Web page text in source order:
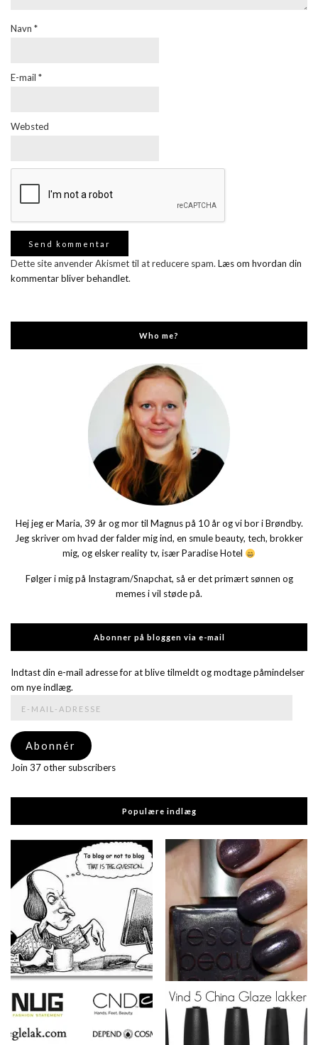
Navn *
E-mail *
Websted
Dette site anvender Akismet til at reducere spam. Læs om hvordan din
kommentar bliver behandlet.
Who me?
Hej jeg er Maria, 39 år og mor til Magnus på 10 år og vi bor i Brøndby.
Jeg skriver om hvad der falder mig ind, en smule beauty, tech, brokker
mig, og elsker reality tv, især Paradise Hotel
Følger i mig på Instagram/Snapchat, så er det primært sønnen og
memes i vil støde på.
Abonner på bloggen via e-mail
Indtast din e-mail adresse for at blive tilmeldt og modtage påmindelser
om nye indlæg.
adresse
Abonnér
Join 37 other subscribers
Populære indlæg